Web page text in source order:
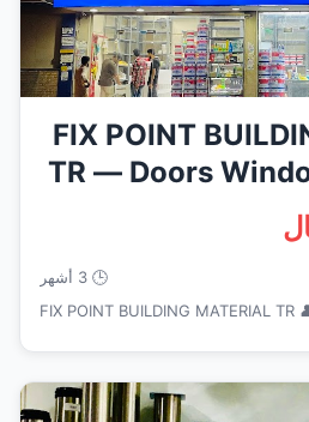
FIX POINT
TR — Doors
🕒 3 أشهر
👤 FIX